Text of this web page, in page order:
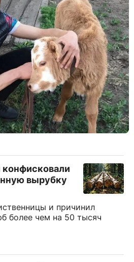
вырубку
и причинил
более чем на 50 тысяч